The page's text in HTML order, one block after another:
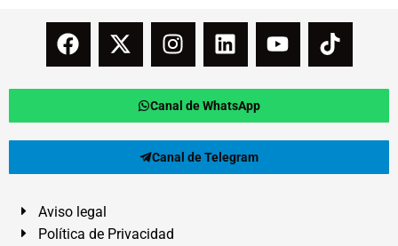
Canal de WhatsApp
Canal de Telegram
Aviso legal
Política de Privacidad